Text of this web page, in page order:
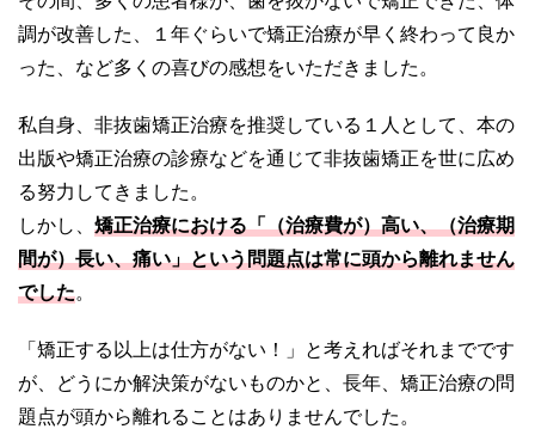
調が改善した、１年ぐらいで矯正治療が早く終わって良か
った、など多くの喜びの感想をいただきました。
私自身、非抜歯矯正治療を推奨している１人として、本の
出版や矯正治療の診療などを通じて非抜歯矯正を世に広め
る努力してきました。
しかし、 矯正治療における「（治療費が）高い、（治療期
間が）長い、痛い」という問題点は常に頭から離れません
でした。
「矯正する以上は仕方がない！」と考えればそれまでです
が、どうにか解決策がないものかと、長年、矯正治療の問
題点が頭から離れることはありませんでした。